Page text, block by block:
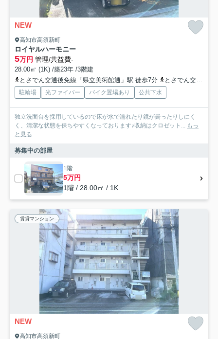
NEW
高知市高須新町
ロイヤルハーモニー
5万円 管理/共益費-
28.00㎡ (1K) /築23年 /3階建
とさでん交通後免線「県立美術館通」駅 徒歩7分
とさでん交通後免線「西高須」駅 徒歩8分
駐輪場 光ファイバー バイク置場あり 公共下水
独立洗面台を採用しているので床が水で濡れたり鏡が曇ったりしにく
く、清潔な状態を保ちやすくなっております♪収納はクロゼット... もっ
と見る
募集中の部屋
1階
5万円
1階 / 28.00㎡ / 1K
賃貸マンション
NEW
高知市高須新町